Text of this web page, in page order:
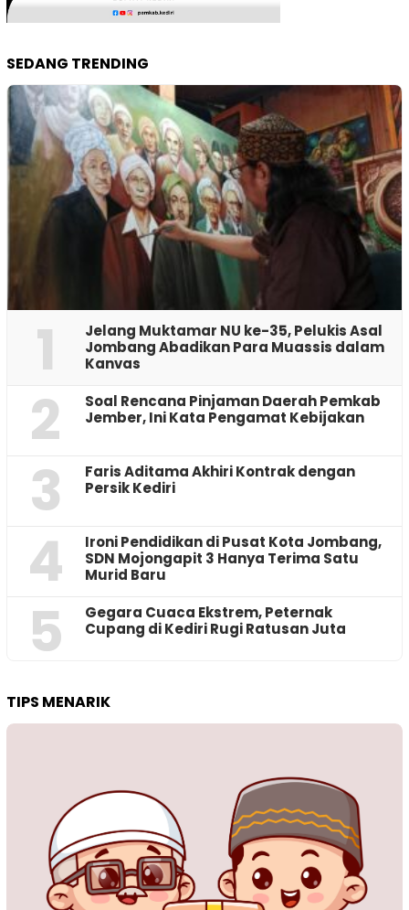
SEDANG TRENDING
1
Jelang Muktamar NU ke-35, Pelukis Asal
Jombang Abadikan Para Muassis dalam
Kanvas
2
‎Soal Rencana Pinjaman Daerah Pemkab
Jember, Ini Kata Pengamat Kebijakan ‎
3
Faris Aditama Akhiri Kontrak dengan
Persik Kediri
4
Ironi Pendidikan di Pusat Kota Jombang,
SDN Mojongapit 3 Hanya Terima Satu
Murid Baru
5
‎Gegara Cuaca Ekstrem, Peternak
Cupang di Kediri Rugi Ratusan Juta
TIPS MENARIK